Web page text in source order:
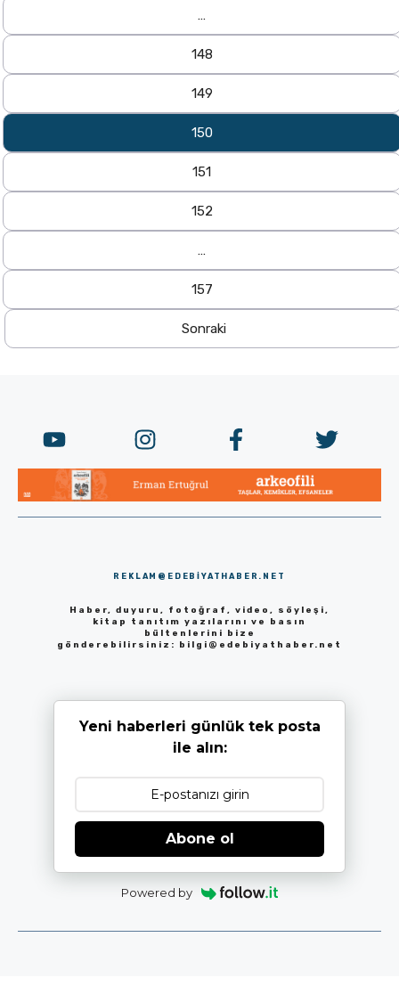
…
148
149
150
151
152
…
157
Sonraki
REKLAM@EDEBIYATHABER.NET
Haber, duyuru, fotoğraf, video, söyleşi,
kitap tanıtım yazılarını ve basın
bültenlerini bize
gönderebilirsiniz: bilgi@edebiyathaber.net
Yeni haberleri günlük tek posta
ile alın:
Abone ol
Powered by